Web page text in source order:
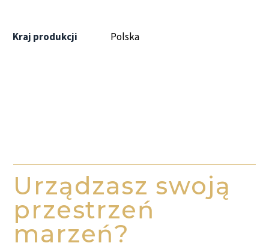
Kraj produkcji Polska
Urządzasz swoją
przestrzeń
marzeń?